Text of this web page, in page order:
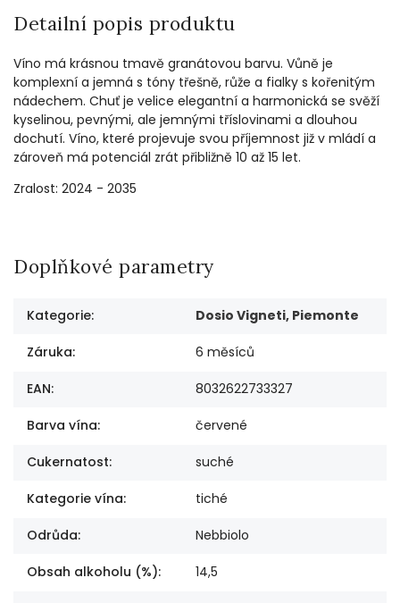
Detailní popis produktu
Víno má krásnou tmavě granátovou barvu. Vůně je
komplexní a jemná s tóny třešně, růže a fialky s kořenitým
nádechem. Chuť je velice elegantní a harmonická se svěží
kyselinou, pevnými, ale jemnými tříslovinami a dlouhou
dochutí. Víno, které projevuje svou příjemnost již v mládí a
zároveň má potenciál zrát přibližně 10 až 15 let.
Zralost: 2024 - 2035
Doplňkové parametry
Kategorie: Dosio Vigneti, Piemonte
Záruka: 6 měsíců
EAN: 8032622733327
Barva vína: červené
Cukernatost: suché
Kategorie vína: tiché
Odrůda: Nebbiolo
Obsah alkoholu (%): 14,5